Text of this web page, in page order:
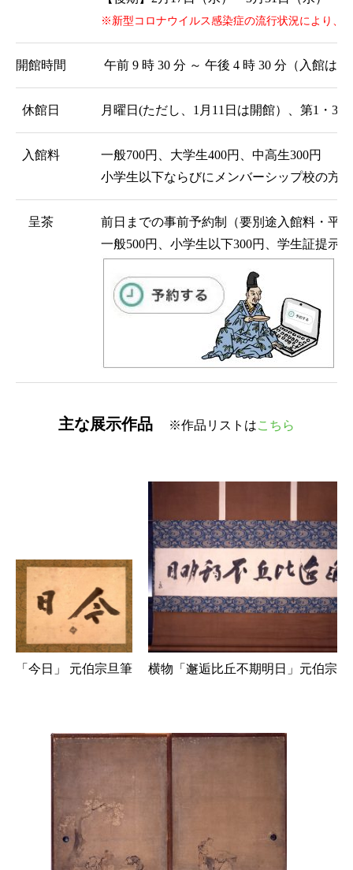
※新型コロナウイルス感染症の流行状況により、
開館時間 午前 9 時 30 分 ～ 午後 4 時 30 分（入館は
休館日 月曜日(ただし、1月11日は開館）、第1・3
入館料
一般700円、大学生400円、中高生300円
小学生以下ならびにメンバーシップ校の方
呈茶
前日までの事前予約制（要別途入館料・平
一般500円、小学生以下300円、学生証提示
主な展示作品 ※作品リストはこちら
「今日」 元伯宗旦筆 横物「邂逅比丘不期明日」元伯宗旦